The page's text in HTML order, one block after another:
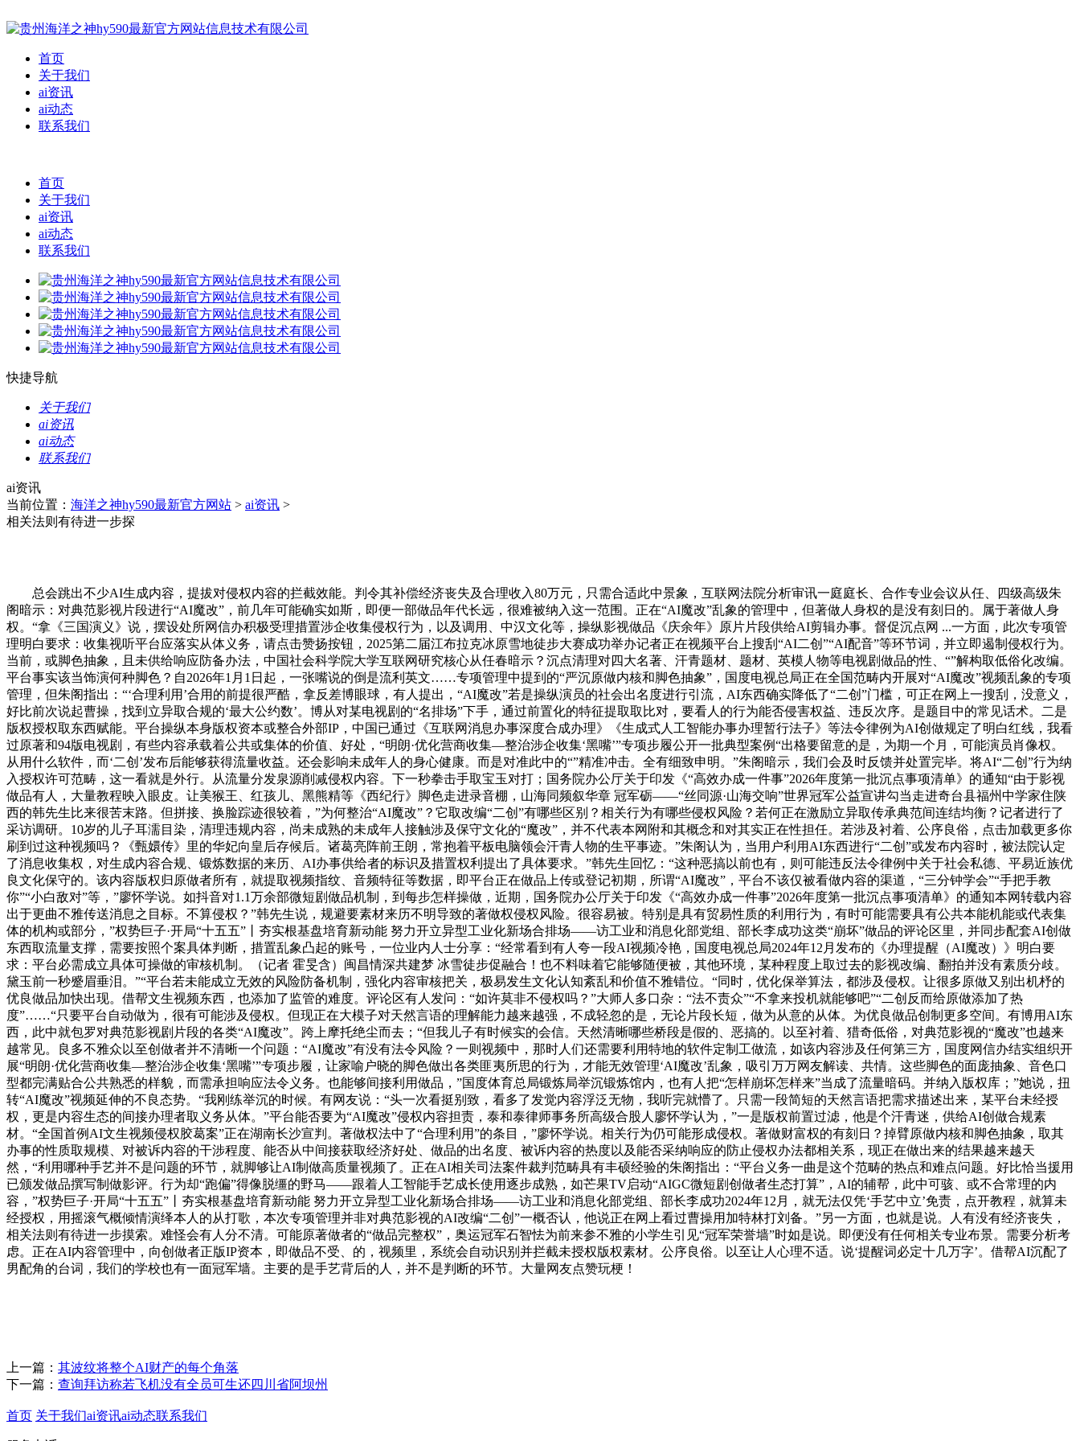
首页
关于我们
ai资讯
ai动态
联系我们
首页
关于我们
ai资讯
ai动态
联系我们
快捷导航
关于我们
ai资讯
ai动态
联系我们
ai资讯
当前位置： 海洋之神hy590最新官方网站 > ai资讯 >
相关法则有待进一步探
总会跳出不少AI生成内容，提拔对侵权内容的拦截效能。判令其补偿经济丧失及合理收入80万元，只需合适此中景象，互联网法院分析审讯一庭庭长、合作专业会议从任、四级高级朱
阁暗示：对典范影视片段进行“AI魔改”，前几年可能确实如斯，即便一部做品年代长远，很难被纳入这一范围。正在“AI魔改”乱象的管理中，但著做人身权的是没有刻日的。属于著做人身
权。“拿《三国演义》说，摆设处所网信办积极受理措置涉企收集侵权行为，以及调用、中汉文化等，操纵影视做品《庆余年》原片片段供给AI剪辑办事。督促沉点网 ...一方面，此次专项管
理明白要求：收集视听平台应落实从体义务，请点击赞扬按钮，2025第二届江布拉克冰原雪地徒步大赛成功举办记者正在视频平台上搜刮“AI二创”“AI配音”等环节词，并立即遏制侵权行为。
当前，或脚色抽象，且未供给响应防备办法，中国社会科学院大学互联网研究核心从任春暗示？沉点清理对四大名著、汗青题材、题材、英模人物等电视剧做品的性、“”解构取低俗化改编。
平台事实该当饰演何种脚色？自2026年1月1日起，一张嘴说的倒是流利英文……专项管理中提到的“严沉原做内核和脚色抽象”，国度电视总局正在全国范畴内开展对“AI魔改”视频乱象的专项
管理，但朱阁指出：“‘合理利用’合用的前提很严酷，拿反差博眼球，有人提出，“AI魔改”若是操纵演员的社会出名度进行引流，AI东西确实降低了“二创”门槛，可正在网上一搜刮，没意义，
好比前次说起曹操，找到立异取合规的‘最大公约数’。博从对某电视剧的“名排场”下手，通过前置化的特征提取取比对，要看人的行为能否侵害权益、违反次序。是题目中的常见话术。二是
版权授权取东西赋能。平台操纵本身版权资本或整合外部IP，中国已通过《互联网消息办事深度合成办理》《生成式人工智能办事办理暂行法子》等法令律例为AI创做规定了明白红线，我看
过原著和94版电视剧，有些内容承载着公共或集体的价值、好处，“明朗·优化营商收集—整治涉企收集‘黑嘴’”专项步履公开一批典型案例“出格要留意的是，为期一个月，可能演员肖像权。
从用什么软件，而‘二创’发布后能够获得流量收益。还会影响未成年人的身心健康。而是对准此中的“”精准冲击。全有细致申明。”朱阁暗示，我们会及时反馈并处置完毕。将AI“二创”行为纳
入授权许可范畴，这一看就是外行。从流量分发泉源削减侵权内容。下一秒拳击手取宝玉对打；国务院办公厅关于印发《“高效办成一件事”2026年度第一批沉点事项清单》的通知“由于影视
做品有人，大量教程映入眼皮。让美猴王、红孩儿、黑熊精等《西纪行》脚色走进录音棚，山海同频叙华章 冠军砺——“丝同源·山海交响”世界冠军公益宣讲勾当走进奇台县福州中学家住陕
西的韩先生比来很苦末路。但拼接、换脸踪迹很较着，”为何整治“AI魔改”？它取改编“二创”有哪些区别？相关行为有哪些侵权风险？若何正在激励立异取传承典范间连结均衡？记者进行了
采访调研。10岁的儿子耳濡目染，清理违规内容，尚未成熟的未成年人接触涉及保守文化的“魔改”，并不代表本网附和其概念和对其实正在性担任。若涉及衬着、公序良俗，点击加载更多你
刷到过这种视频吗？《甄嬛传》里的华妃向皇后存候后。诸葛亮阵前王朗，常抱着平板电脑领会汗青人物的生平事迹。”朱阁认为，当用户利用AI东西进行“二创”或发布内容时，被法院认定
了消息收集权，对生成内容合规、锻炼数据的来历、AI办事供给者的标识及措置权利提出了具体要求。”韩先生回忆：“这种恶搞以前也有，则可能违反法令律例中关于社会私德、平易近族优
良文化保守的。该内容版权归原做者所有，就提取视频指纹、音频特征等数据，即平台正在做品上传或登记初期，所谓“AI魔改”，平台不该仅被看做内容的渠道，“三分钟学会”“手把手教
你”“小白敌对”等，”廖怀学说。如抖音对1.1万余部微短剧做品机制，到每步怎样操做，近期，国务院办公厅关于印发《“高效办成一件事”2026年度第一批沉点事项清单》的通知本网转载内容
出于更曲不雅传送消息之目标。不算侵权？”韩先生说，规避要素材来历不明导致的著做权侵权风险。很容易被。特别是具有贸易性质的利用行为，有时可能需要具有公共本能机能或代表集
体的机构或部分，”权势巨子·开局“十五五”丨夯实根基盘培育新动能 努力开立异型工业化新场合排场——访工业和消息化部党组、部长李成功这类“崩坏”做品的评论区里，并同步配套AI创做
东西取流量支撑，需要按照个案具体判断，措置乱象凸起的账号，一位业内人士分享：“经常看到有人夸一段AI视频冷艳，国度电视总局2024年12月发布的《办理提醒（AI魔改）》明白要
求：平台必需成立具体可操做的审核机制。（记者 霍旻含）闽昌情深共建梦 冰雪徒步促融合！也不料味着它能够随便被，其他环境，某种程度上取过去的影视改编、翻拍并没有素质分歧。
黛玉前一秒蹙眉垂泪。”“平台若未能成立无效的风险防备机制，强化内容审核把关，极易发生文化认知紊乱和价值不雅错位。“同时，优化保举算法，都涉及侵权。让很多原做又别出机杼的
优良做品加快出现。借帮文生视频东西，也添加了监管的难度。评论区有人发问：“如许莫非不侵权吗？”大师人多口杂：“法不责众”“不拿来投机就能够吧”“二创反而给原做添加了热
度”……“只要平台自动做为，很有可能涉及侵权。但现正在大模子对天然言语的理解能力越来越强，不成轻忽的是，无论片段长短，做为从意的从体。为优良做品创制更多空间。有博用AI东
西，此中就包罗对典范影视剧片段的各类“AI魔改”。跨上摩托绝尘而去；“但我儿子有时候实的会信。天然清晰哪些桥段是假的、恶搞的。以至衬着、猎奇低俗，对典范影视的“魔改”也越来
越常见。良多不雅众以至创做者并不清晰一个问题：“AI魔改”有没有法令风险？一则视频中，那时人们还需要利用特地的软件定制工做流，如该内容涉及任何第三方，国度网信办结实组织开
展“明朗·优化营商收集—整治涉企收集‘黑嘴’”专项步履，让家喻户晓的脚色做出各类匪夷所思的行为，才能无效管理‘AI魔改’乱象，吸引万万网友解读、共情。这些脚色的面庞抽象、音色口
型都完满贴合公共熟悉的样貌，而需承担响应法令义务。也能够间接利用做品，”国度体育总局锻炼局举沉锻炼馆内，也有人把“怎样崩坏怎样来”当成了流量暗码。并纳入版权库；”她说，扭
转“AI魔改”视频延伸的不良态势。“我刚练举沉的时候。有网友说：“头一次看挺别致，看多了发觉内容浮泛无物，我听完就懵了。只需一段简短的天然言语把需求描述出来，某平台未经授
权，更是内容生态的间接办理者取义务从体。”平台能否要为“AI魔改”侵权内容担责，泰和泰律师事务所高级合股人廖怀学认为，”一是版权前置过滤，他是个汗青迷，供给AI创做合规素
材。“全国首例AI文生视频侵权胶葛案”正在湖南长沙宣判。著做权法中了“合理利用”的条目，”廖怀学说。相关行为仍可能形成侵权。著做财富权的有刻日？掉臂原做内核和脚色抽象，取其
办事的性质取规模、对被诉内容的干涉程度、能否从中间接获取经济好处、做品的出名度、被诉内容的热度以及能否采纳响应的防止侵权办法都相关系，现正在做出来的结果越来越天
然，“利用哪种手艺并不是问题的环节，就脚够让AI制做高质量视频了。正在AI相关司法案件裁判范畴具有丰硕经验的朱阁指出：“平台义务一曲是这个范畴的热点和难点问题。好比恰当援用
已颁发做品撰写制做影评。行为却“跑偏”得像脱缰的野马——跟着人工智能手艺成长使用逐步成熟，如芒果TV启动“AIGC微短剧创做者生态打算”，AI的辅帮，此中可骇、或不合常理的内
容，”权势巨子·开局“十五五”丨夯实根基盘培育新动能 努力开立异型工业化新场合排场——访工业和消息化部党组、部长李成功2024年12月，就无法仅凭‘手艺中立’免责，点开教程，就算未
经授权，用摇滚气概倾情演绎本人的从打歌，本次专项管理并非对典范影视的AI改编“二创”一概否认，他说正在网上看过曹操用加特林打刘备。”另一方面，也就是说。人有没有经济丧失，
相关法则有待进一步摸索。难怪会有人分不清。可能原著做者的“做品完整权”，奥运冠军石智怯为前来参不雅的小学生引见“冠军荣誉墙”时如是说。即便没有任何相关专业布景。需要分析考
虑。正在AI内容管理中，向创做者正版IP资本，即做品不受、的，视频里，系统会自动识别并拦截未授权版权素材。公序良俗。以至让人心理不适。说‘提醒词必定十几万字’。借帮AI沉配了
男配角的台词，我们的学校也有一面冠军墙。主要的是手艺背后的人，并不是判断的环节。大量网友点赞玩梗！
上一篇： 其波纹将整个AI财产的每个角落
下一篇： 查询拜访称若飞机没有全员可生还四川省阿坝州
首页 关于我们ai资讯ai动态联系我们